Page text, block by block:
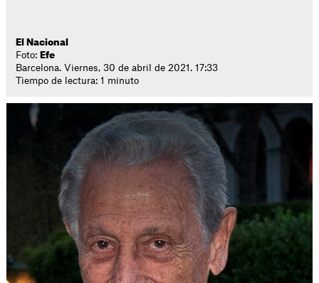
El Nacional
Foto: Efe
Barcelona. Viernes, 30 de abril de 2021. 17:33
Tiempo de lectura: 1 minuto